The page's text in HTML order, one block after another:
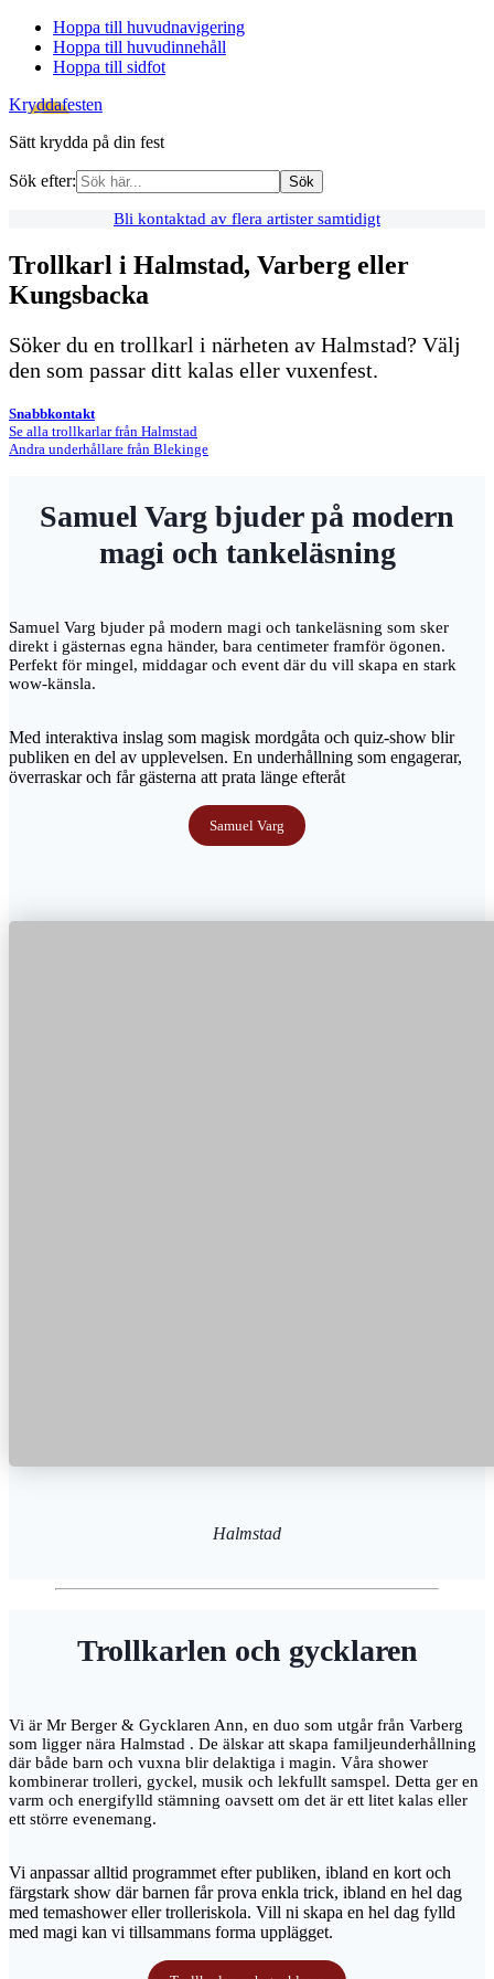
Hoppa till huvudnavigering
Hoppa till huvudinnehåll
Hoppa till sidfot
Kryddafesten
Sätt krydda på din fest
Sök efter:
Bli kontaktad av flera artister samtidigt
Trollkarl i Halmstad, Varberg eller
Kungsbacka
Söker du en trollkarl i närheten av Halmstad? Välj
den som passar ditt kalas eller vuxenfest.
Snabbkontakt
Se alla trollkarlar från Halmstad
Andra underhållare från Blekinge
Samuel Varg bjuder på modern
magi och tankeläsning
Samuel Varg bjuder på modern magi och tankeläsning som sker
direkt i gästernas egna händer, bara centimeter framför ögonen.
Perfekt för mingel, middagar och event där du vill skapa en stark
wow-känsla.
Med interaktiva inslag som magisk mordgåta och quiz-show blir
publiken en del av upplevelsen. En underhållning som engagerar,
överraskar och får gästerna att prata länge efteråt
Samuel Varg
Halmstad
Trollkarlen och gycklaren
Vi är Mr Berger & Gycklaren Ann, en duo som utgår från Varberg
som ligger nära Halmstad . De älskar att skapa familjeunderhållning
där både barn och vuxna blir delaktiga i magin. Våra shower
kombinerar trolleri, gyckel, musik och lekfullt samspel. Detta ger en
varm och energifylld stämning oavsett om det är ett litet kalas eller
ett större evenemang.
Vi anpassar alltid programmet efter publiken, ibland en kort och
färgstark show där barnen får prova enkla trick, ibland en hel dag
med temashower eller trolleriskola. Vill ni skapa en hel dag fylld
med magi kan vi tillsammans forma upplägget.